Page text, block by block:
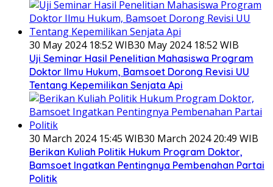
30 May 2024 18:52 WIB30 May 2024 18:52 WIB
Uji Seminar Hasil Penelitian Mahasiswa Program
Doktor Ilmu Hukum, Bamsoet Dorong Revisi UU
Tentang Kepemilikan Senjata Api
30 March 2024 15:45 WIB30 March 2024 20:49 WIB
Berikan Kuliah Politik Hukum Program Doktor,
Bamsoet Ingatkan Pentingnya Pembenahan Partai
Politik